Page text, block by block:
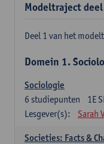
Modeltraject deel
Deel 1 van het
Domein 1.
Sociologie
1E
6 studiepunten
Lesgever(s):
Sarah
Societies: Facts &